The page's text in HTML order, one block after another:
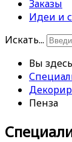
Заказы
Идеи и
Искать...
Вы
Пенза